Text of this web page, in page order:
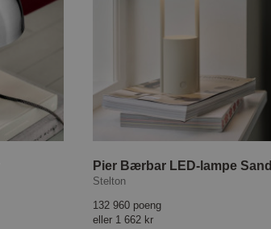
Pier Bærbar LED-lampe Sand
Stelton
132 960 poeng
eller 1 662 kr